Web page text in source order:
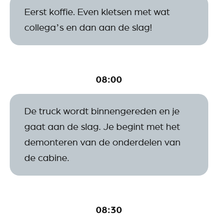
Eerst koffie. Even kletsen met wat
collega’s en dan aan de slag!
08:00
De truck wordt binnengereden en je
gaat aan de slag. Je begint met het
demonteren van de onderdelen van
de cabine.
08:30